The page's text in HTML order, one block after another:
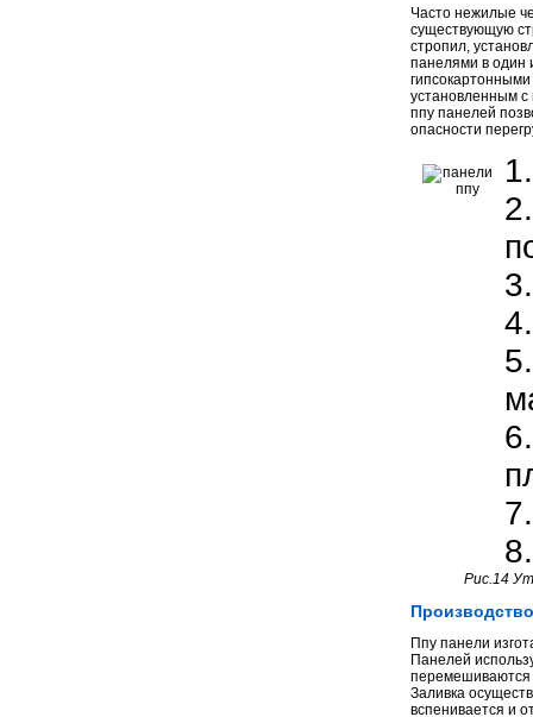
Часто нежилые
существующую
стропил,
панелями в один
установленным
ппу панелей
опасности
Рис.14
Ппу панели
Панелей
перемешиваются
Заливка
вспенивается и